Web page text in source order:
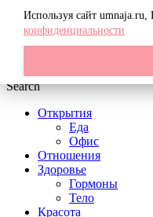
Menu
Search
Открытия
Еда
Офис
Отношения
Здоровье
Гормоны
Тело
Красота
Используя сайт
конфиденциальности